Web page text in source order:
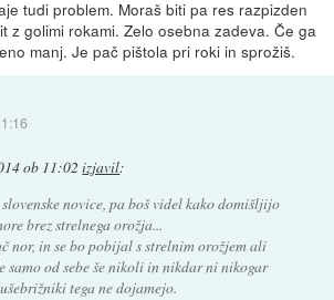
tudi problem. Moraš biti pa res razpizden
z golimi rokami. Zelo osebna zadeva. Če ga
manj. Je pač pištola pri roki in sprožiš.
ob 11:02 izjavil:
novice, pa boš videl kako domišljijo
brez strelnega orožja...
nor, in se bo pobijal s strelnim orožjem ali
samo od sebe še nikoli in nikdar ni nikogar
tega ne dojamejo.